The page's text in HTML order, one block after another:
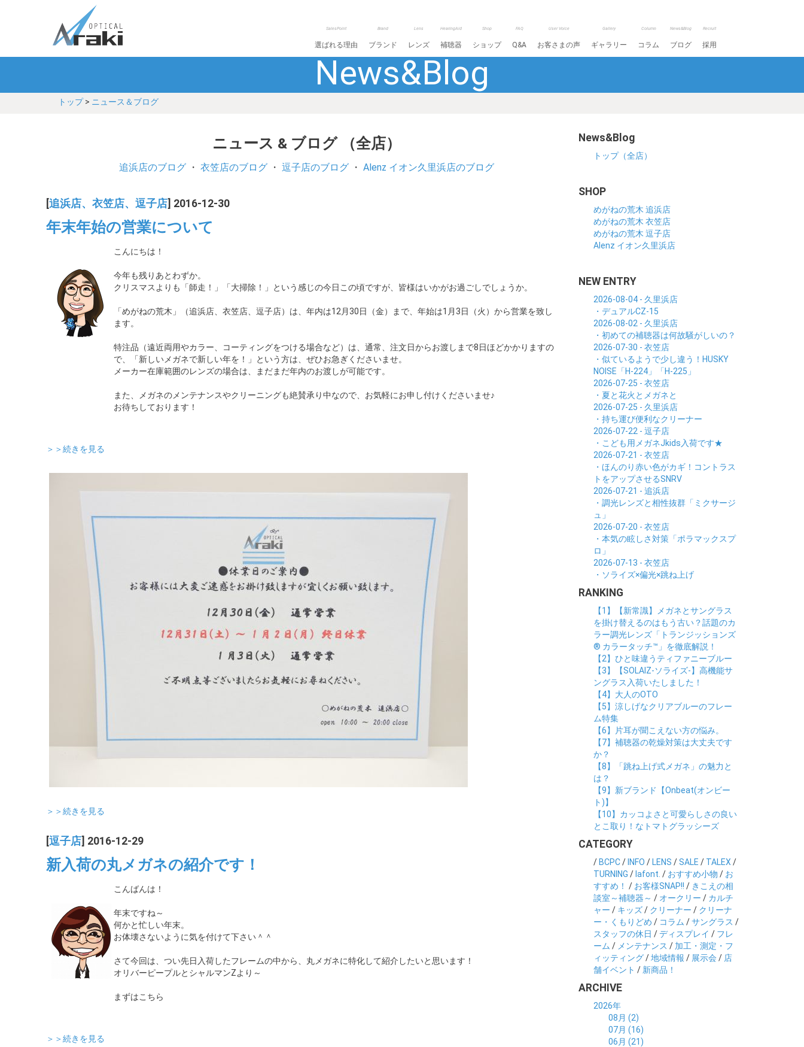
SalesPoint
選ばれる理由
Brand
ブランド
Lens
レンズ
HearingAid
補聴器
Shop
ショップ
FAQ
Q&A
User Voice
お客さまの声
Gallery
ギャラリー
Column
コラム
News&Blog
ブログ
Recruit
採用
News&Blog
トップ> ニュース＆ブログ
ニュース & ブログ （全店）
追浜店のブログ・ 衣笠店のブログ・ 逗子店のブログ・ Alenz イオン久里浜店のブログ
追浜店、衣笠店、逗子店 ] 2016-12-30
年末年始の営業について
こんにちは！
今年も残りあとわずか。
クリスマスよりも「師走！」「大掃除！」という感じの今日この頃ですが、皆様はいかがお過ごしでしょうか。
「めがねの荒木」（追浜店、衣笠店、逗子店）は、年内は12月30日（金）まで、年始は1月3日（火）から営業を致し
ます。
特注品（遠近両用やカラー、コーティングをつける場合など）は、通常、注文日からお渡しまで8日ほどかかりますの
で、「新しいメガネで新しい年を！」という方は、ぜひお急ぎくださいませ。
メーカー在庫範囲のレンズの場合は、まだまだ年内のお渡しが可能です。
また、メガネのメンテナンスやクリーニングも絶賛承り中なので、お気軽にお申し付けくださいませ♪
お待ちしております！
＞＞続きを見る
＞＞続きを見る
逗子店 ] 2016-12-29
新入荷の丸メガネの紹介です！
こんばんは！
年末ですね～
何かと忙しい年末。
お体壊さないように気を付けて下さい＾＾
さて今回は、つい先日入荷したフレームの中から、丸メガネに特化して紹介したいと思います！
オリバーピープルとシャルマンZより～
まずはこちら
＞＞続きを見る
News&Blog
トップ（全店）
SHOP
めがねの荒木 追浜店
めがねの荒木 衣笠店
めがねの荒木 逗子店
Alenz イオン久里浜店
NEW ENTRY
2026-08-04 - 久里浜店
・デュアルCZ-15
2026-08-02 - 久里浜店
・初めての補聴器は何故騒がしいの？
2026-07-30 - 衣笠店
・似ているようで少し違う！HUSKY
NOISE「H-224」「H-225」
2026-07-25 - 衣笠店
・夏と花火とメガネと
2026-07-25 - 久里浜店
・持ち運び便利なクリーナー
2026-07-22 - 逗子店
・こども用メガネJkids入荷です★
2026-07-21 - 衣笠店
・ほんのり赤い色がカギ！コントラス
トをアップさせるSNRV
2026-07-21 - 追浜店
・調光レンズと相性抜群「ミクサージ
ュ」
2026-07-20 - 衣笠店
・本気の眩しさ対策「ポラマックスプ
ロ」
2026-07-13 - 衣笠店
・ソライズ×偏光×跳ね上げ
RANKING
【1】【新常識】メガネとサングラス
を掛け替えるのはもう古い？話題のカ
ラー調光レンズ「トランジッションズ
® カラータッチ™」を徹底解説！
【2】ひと味違うティファニーブルー
【3】【SOLAIZ-ソライズ-】高機能サ
ングラス入荷いたしました！
【4】大人のOTO
【5】涼しげなクリアブルーのフレー
ム特集
【6】片耳が聞こえない方の悩み。
【7】補聴器の乾燥対策は大丈夫です
か？
【8】「跳ね上げ式メガネ」の魅力と
は？
【9】新ブランド【Onbeat(オンビー
ト)】
【10】カッコよさと可愛らしさの良い
とこ取り！なトマトグラッシーズ
CATEGORY
/ BCPC/ INFO / LENS /SALE / TALEX /
TURNING / lafont. / おすすめ小物 / お
すすめ！ / お客様SNAP!! / きこえの相
談室～補聴器～ / オークリー / カルチ
ャー / キッズ/ クリーナー / クリーナ
ー・くもりどめ / コラム /サングラス /
スタッフの休日 /ディスプレイ / フレ
ーム / メンテナンス / 加工・測定・フ
ィッティング/地域情報 / 展示会 / 店
舗イベント / 新商品！
ARCHIVE
2026年
08月 (2)
07月 (16)
06月 (21)